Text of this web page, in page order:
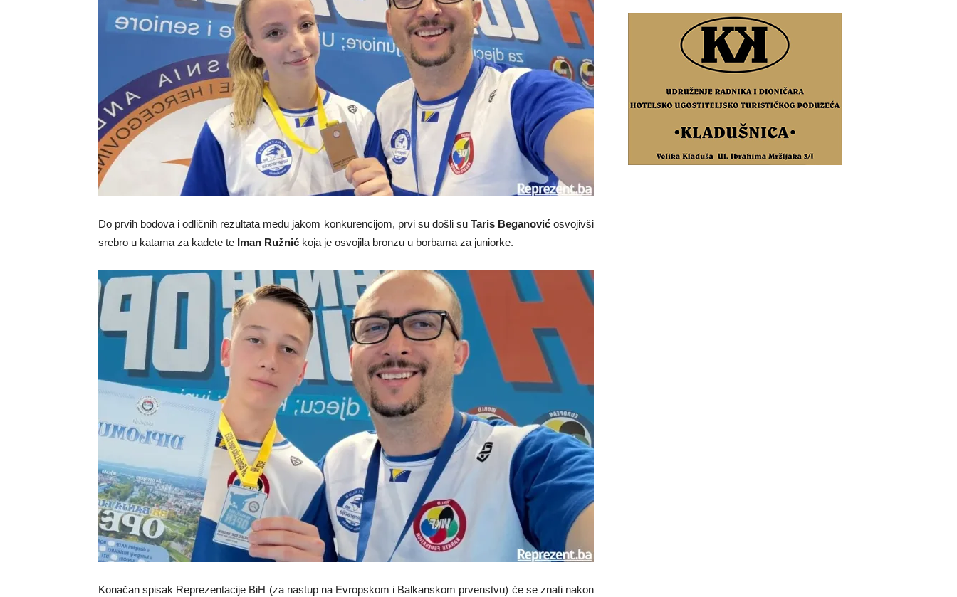
Do prvih bodova i odličnih rezultata među jakom konkurencijom, prvi su došli su Taris Beganovićosvojivši
srebro u katama za kadete te Iman Ružnić koja je osvojila bronzu u borbama za juniorke.
Konačan spisak Reprezentacije BiH (za nastup na Evropskom i Balkanskom prvenstvu) će se znati nakon